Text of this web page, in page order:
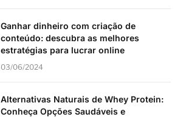
Ganhar dinheiro com criação de
conteúdo: descubra as melhores
estratégias para lucrar online
03/06/2024
Alternativas Naturais de Whey Protein:
Conheça Opções Saudáveis e